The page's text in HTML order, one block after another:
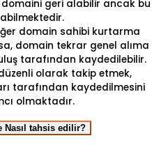
geri alabilir ancak bu
domain sahibi kurtarma
domain tekrar genel alıma
tarafından kaydedilebilir.
olarak takip etmek,
tarafından kaydedilmesini
olmaktadır.
Nasıl tahsis edilir?